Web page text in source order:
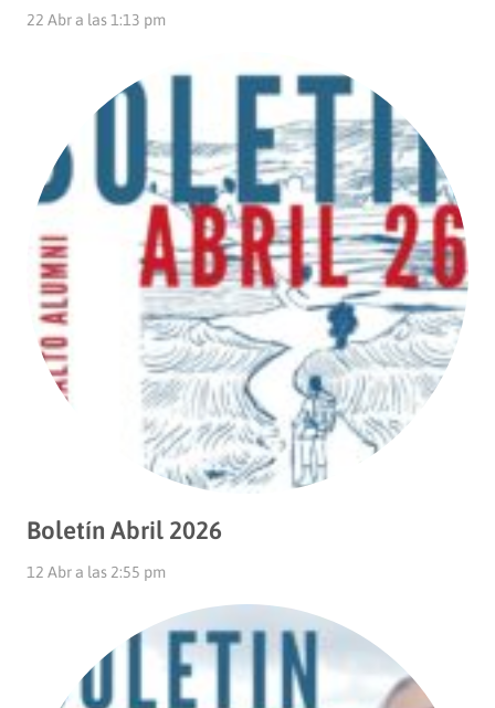
22 Abr a las 1:13 pm
Boletín Abril 2026
12 Abr a las 2:55 pm